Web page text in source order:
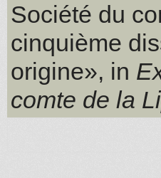
Société du
cinquième
origine», in
comte de la